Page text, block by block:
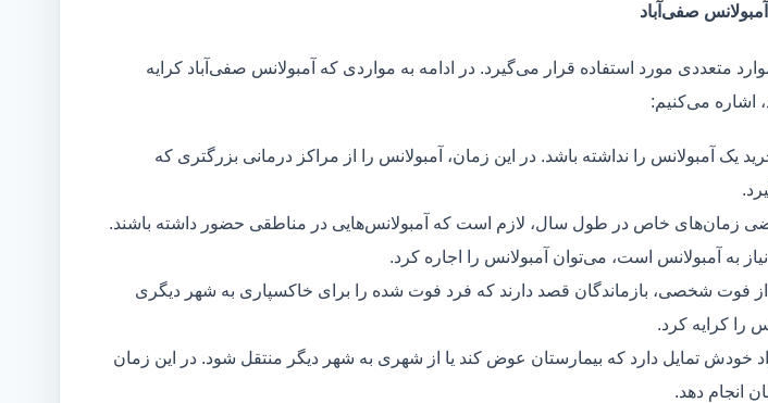
آمبولانس صفی‌آباد
متعددی مورد استفاده قرار می‌گیرد. در ادامه به مواردی که آمبولانس صفی‌آباد کرایه
اشاره می‌کنیم:
آمبولانس را نداشته باشد. در این زمان، آمبولانس را از مراکز درمانی بزرگتری که
بعضی زمان‌های خاص در طول سال، لازم است که آمبولانس‌هایی در مناطقی حضور داشته باشند.
به آمبولانس است، می‌توان آمبولانس را اجاره کرد.
فوت شخصی، بازماندگان قصد دارند که فرد فوت شده را برای خاکسپاری به شهر دیگری
را کرایه کرد.
خودش تمایل دارد که بیمارستان عوض کند یا از شهری به شهر دیگر منتقل شود. در این زمان
انجام دهد.